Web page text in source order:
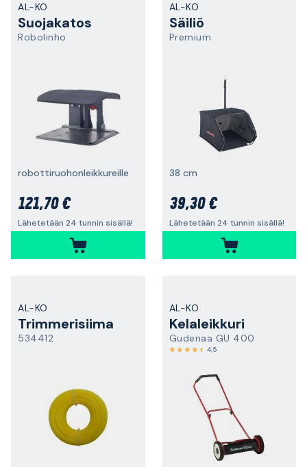
AL-KO
Suojakatos
Robolinho
robottiruohonleikkureille
121,70 €
Lähetetään 24 tunnin sisällä!
AL-KO
Säiliö
Premium
38 cm
39,30 €
Lähetetään 24 tunnin sisällä!
AL-KO
Trimmerisiima
534412
AL-KO
Kelaleikkuri
Gudenaa GU 400
4,5